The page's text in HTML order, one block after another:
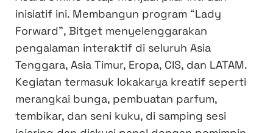
inisiatif ini. Membangun program “Lady
Forward”, Bitget menyelenggarakan
pengalaman interaktif di seluruh Asia
Tenggara, Asia Timur, Eropa, CIS, dan LATAM.
Kegiatan termasuk lokakarya kreatif seperti
merangkai bunga, pembuatan parfum,
tembikar, dan seni kuku, di samping sesi